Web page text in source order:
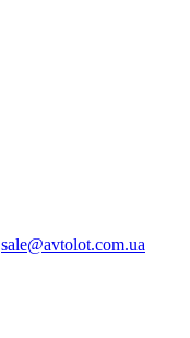
sale@avtolot.com.ua